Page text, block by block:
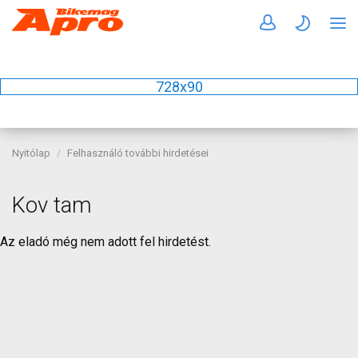
728x90
Nyitólap Felhasználó további hirdetései
Kov tam
Az eladó még nem adott fel hirdetést.